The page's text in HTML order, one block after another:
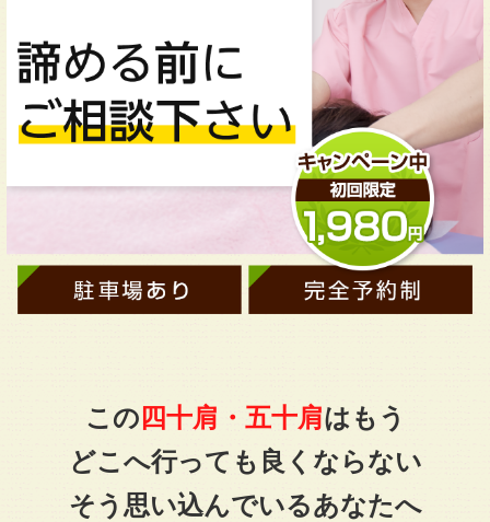
この 四十肩・五十肩はもう
どこへ行っても良くならない
そう思い込んでいるあなたへ